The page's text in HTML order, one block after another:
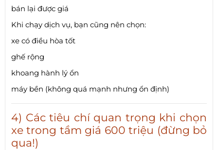
bán lại được giá
Khi chạy dịch vụ, bạn cũng nên chọn:
xe có điều hòa tốt
ghế rộng
khoang hành lý ổn
máy bền (không quá mạnh nhưng ổn định)
4) Các tiêu chí quan trọng khi chọn
xe trong tầm giá 600 triệu (đừng bỏ
qua!)